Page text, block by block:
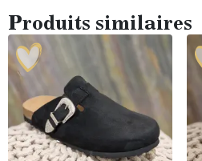
Produits similaires